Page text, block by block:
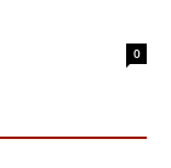
0